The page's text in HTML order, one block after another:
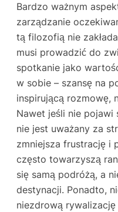
Bardzo ważnym
zarządzanie
tą filozofią nie
musi prowadzić do
spotkanie jako
w sobie – szansę na
inspirującą rozmowę,
Nawet jeśli nie pojawi
nie jest uważany za
zmniejsza frustrację i
często towarzyszą
się samą podróżą, a
destynacji. Ponadto,
niezdrową